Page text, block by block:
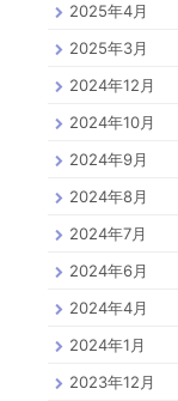
2025年4月
2025年3月
2024年12月
2024年10月
2024年9月
2024年8月
2024年7月
2024年6月
2024年4月
2024年1月
2023年12月